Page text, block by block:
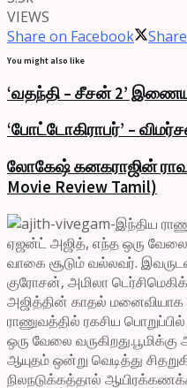
VIEWS
Share on Facebook
You might also like
‘வதந்தி – சீசன் 2’
‘போட்டோகிராபர்’ –
லோகேஷ் கனகராஜின்
Movie Review Tamil)
இந்திய
ஏஜன்ட் அஜித், எந்த ஒரு
வாகை சூடும் வல்லவர்.
குரோசன், அமிலா
அஜித்தின் காதல் மனைவியாக
ராணுவத்தில் ரகசிய
ஒரு வேலை
ஆயுதம் ஒன்று வெடித்து
நிலநடுக்கத்தால்